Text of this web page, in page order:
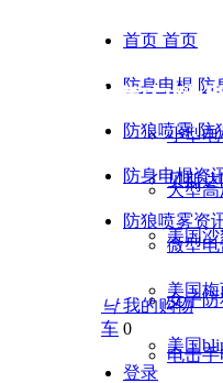
首页 首页
防身电棍 防
小型电
大型
微型
女子
电击
防狼喷雾 防
贝斯
美国
美国
美国
防身电棍资
防狼喷雾资
黑鹰安防
낙我的购物
车 0
登录